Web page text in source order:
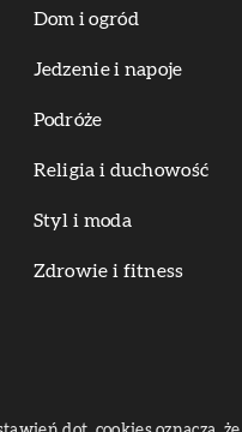
Dom i ogród
Jedzenie i napoje
Podróże
Religia i duchowość
Styl i moda
Zdrowie i fitness